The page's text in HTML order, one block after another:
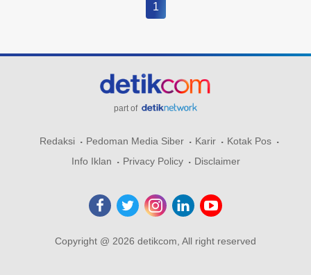
1
part of
Redaksi Pedoman Media Siber Karir
Kotak Pos
Info Iklan
Privacy Policy Disclaimer
Copyright @ 2026 detikcom, All right reserved